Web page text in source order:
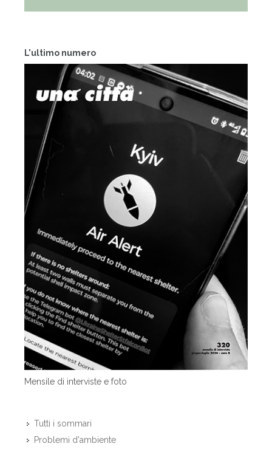
L'ultimo numero
Mensile di interviste e foto
Tutti i sommari
Problemi d'ambiente